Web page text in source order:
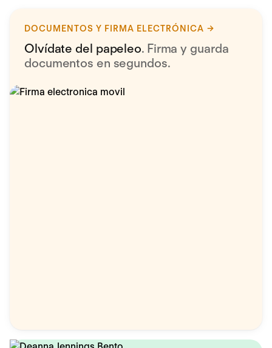
DOCUMENTOS Y FIRMA ELECTRÓNICA
Olvídate del papeleo. Firma y guarda
documentos en segundos.